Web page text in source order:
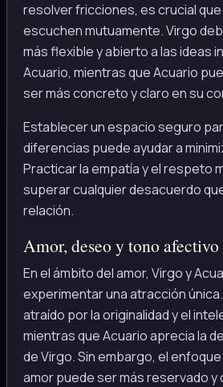
resolver fricciones, es crucial
escuchen mutuamente. Virgo
más flexible y abierto a las ideas
Acuario, mientras que Acuario
ser más concreto y claro en su
Establecer un espacio seguro
diferencias puede ayudar a
Practicar la empatía y el respeto
superar cualquier desacuerdo
relación.
Amor, deseo y tono afectivo
En el ámbito del amor, Virgo y
experimentar una atracción
atraído por la originalidad y el
mientras que Acuario aprecia la
de Virgo. Sin embargo, el
amor puede ser más reservado y